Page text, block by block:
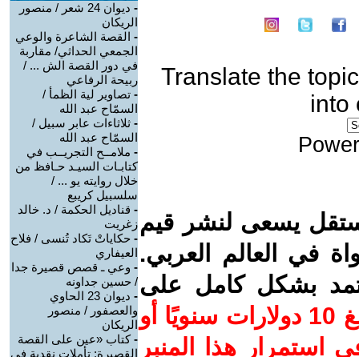
Translate the topic
into
يسعى لنشر قيم
في العالم العربي.
بشكل كامل على
ساهم/ي معنا! بدعمكم بمبلغ 10 دولارات سنويًا أو
استمرار هذا المنبر
-
ديوان 24 شعر / منصور
الريكان
- القصة الشاعرة والوعي
الجمعي الحداثي/ مقاربة
في دور القصة الش ... /
ربيحة الرفاعي
- تصاوير لية الظمأ /
السمّاح عبد الله
- ثلاثاءات عابر سبيل /
السمّاح عبد الله
- ملامــح التجريــب في
كتابـات السيـد حـافظ من
خلال روايته يو ... /
سلسبيل كريبع
- قناديل الحكمة / د. خالد
زغريت
- حكاياتْ تَكاد تُنسى / فلاح
العيفاري
- وعي ـ قصص قصيرة جدا
/ حسين جداونه
-
ديوان 23 الحاوي
والعصفور / منصور
الريكان
-كتاب «عين على القصة
القصيرة: تأملات نقدية في